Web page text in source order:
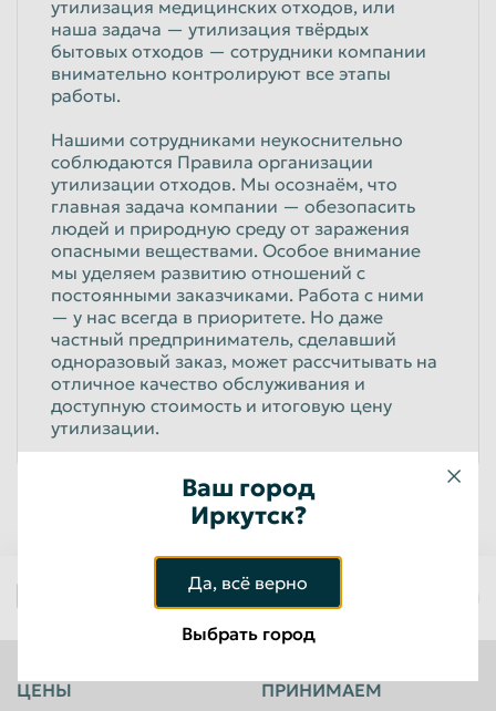
Нижний Тагил Новокузнецк
Новороссийск Новосибирск
Новочеркасск Норильск
Оренбург Орск
Пенза
Петрозаводск Петропавловск-Камчатский
Подольск Прокопьевск
Псков Ростов-на-Дону
Рязань
Салават Самара
Санкт-Петербург
Симферополь
Ставрополь Старый Оскол
Таганрог
утилизация медицинских отходов, или
наша задача — утилизация твёрдых
бытовых отходов — сотрудники компании
внимательно контролируют все этапы
работы.
Нашими сотрудниками неукоснительно
соблюдаются Правила организации
утилизации отходов. Мы осознаём, что
главная задача компании — обезопасить
людей и природную среду от заражения
опасными веществами. Особое внимание
мы уделяем развитию отношений с
постоянными заказчиками. Работа с ними
— у нас всегда в приоритете. Но даже
частный предприниматель, сделавший
одноразовый заказ, может рассчитывать на
отличное качество обслуживания и
доступную стоимость и итоговую цену
утилизации.
Иркутск
ЦЕНЫ ПРИНИМАЕМ
Ваш город
Иркутск?
Да, всё верно
Выбрать город